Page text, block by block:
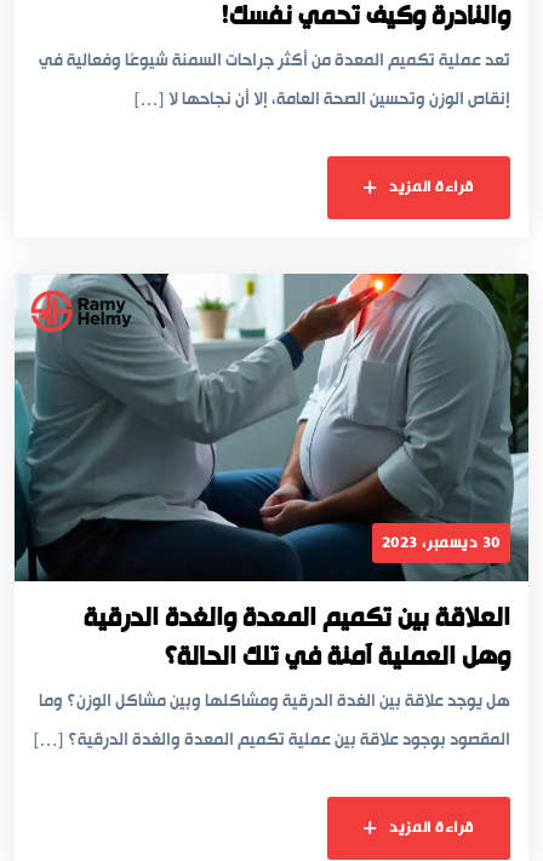
والنادرة وكيف تحمي نفسك!
تُعد عملية تكميم المعدة من أكثر جراحات السمنة شيوعًا وفعالية في
إنقاص الوزن وتحسين الصحة العامة، إلا أن نجاحها لا […]
قراءة المزيد
30 ديسمبر، 2023
العلاقة بين تكميم المعدة والغدة الدرقية
وهل العملية آمنة في تلك الحالة؟
هل يوجد علاقة بين الغدة الدرقية ومشاكلها وبين مشاكل الوزن؟ وما
المقصود بوجود علاقة بين عملية تكميم المعدة والغدة الدرقية؟ […]
قراءة المزيد